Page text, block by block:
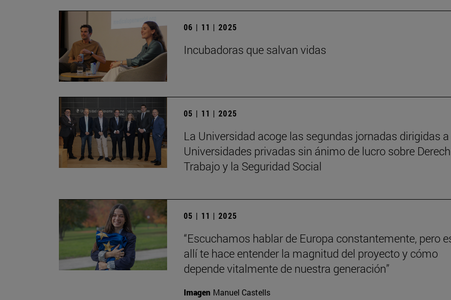
06 | 11 | 2025
Incubadoras que salvan vidas
05 | 11 | 2025
La Universidad acoge las segundas jornadas dirigidas
Universidades privadas sin ánimo de lucro sobre
Trabajo y la Seguridad Social
05 | 11 | 2025
“Escuchamos hablar de Europa constantemente, pero
allí te hace entender la magnitud del proyecto y cómo
depende vitalmente de nuestra generación”
Imagen Manuel Castells